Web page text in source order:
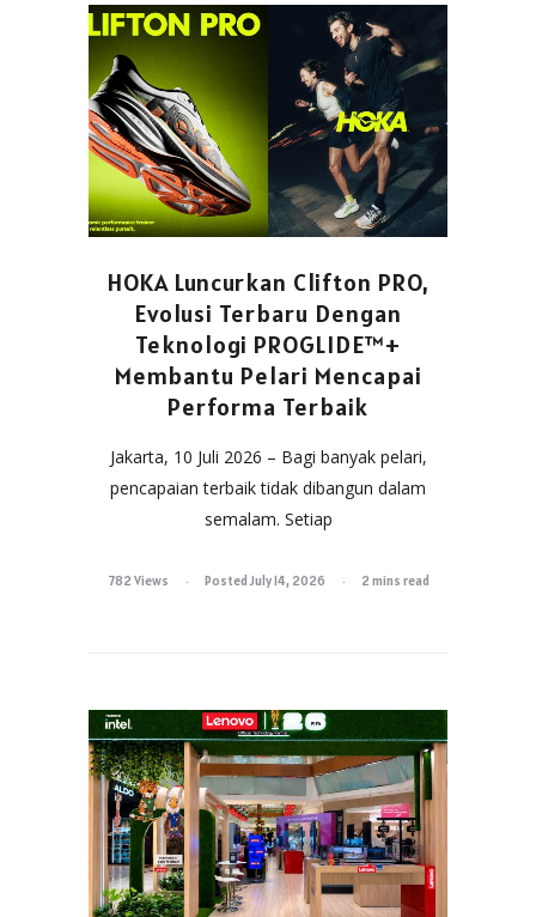
HOKA Luncurkan Clifton PRO,
Evolusi Terbaru Dengan
Teknologi PROGLIDE™+
Membantu Pelari Mencapai
Performa Terbaik
Jakarta, 10 Juli 2026 – Bagi banyak pelari,
pencapaian terbaik tidak dibangun dalam
semalam. Setiap
782 Views Posted July 14, 2026 2 mins read